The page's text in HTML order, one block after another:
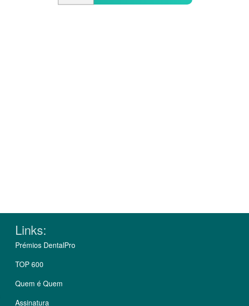
Links:
Prémios DentalPro
TOP 600
Quem é Quem
Assinatura